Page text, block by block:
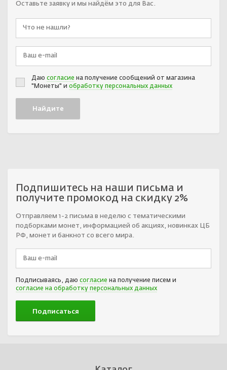
Оставьте заявку и мы найдём это для Вас.
Даю согласие на получение сообщений от магазина
"Монеты" и обработку персональных данных
Подпишитесь на наши письма и
получите промокод на скидку 2%
Отправляем 1-2 письма в неделю с тематическими
подборками монет, информацией об акциях, новинках ЦБ
РФ, монет и банкнот со всего мира.
Подписываясь, даю согласие на получение писем и
согласие на обработку персональных данных